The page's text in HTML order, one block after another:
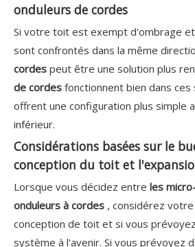
onduleurs de cordes
Si votre toit est exempt d'ombrage
sont confrontés dans la même
cordes peut être une solution plus
de cordes fonctionnent bien dans
offrent une configuration plus simple
inférieur.
Considérations basées sur le
conception du toit et
Lorsque vous décidez entre les
onduleurs à cordes , considérez
conception de toit et si vous
système à l'avenir. Si vous prévoyez